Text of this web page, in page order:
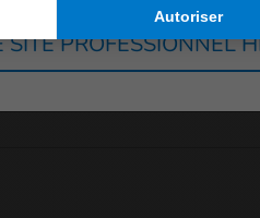
PROFESSIONNEL